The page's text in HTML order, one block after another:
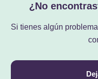
¿No
Si tienes algún